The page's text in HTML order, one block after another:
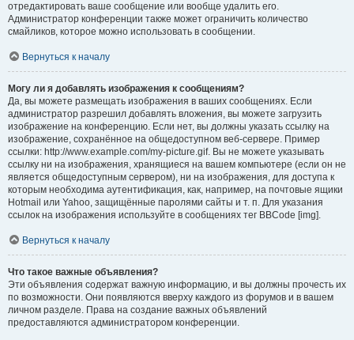
отредактировать ваше сообщение или вообще удалить его.
Администратор конференции также может ограничить количество
смайликов, которое можно использовать в сообщении.
Вернуться к началу
Могу ли я добавлять изображения к сообщениям?
Да, вы можете размещать изображения в ваших сообщениях. Если
администратор разрешил добавлять вложения, вы можете загрузить
изображение на конференцию. Если нет, вы должны указать ссылку на
изображение, сохранённое на общедоступном веб-сервере. Пример
ссылки: http://www.example.com/my-picture.gif. Вы не можете указывать
ссылку ни на изображения, хранящиеся на вашем компьютере (если он не
является общедоступным сервером), ни на изображения, для доступа к
которым необходима аутентификация, как, например, на почтовые ящики
Hotmail или Yahoo, защищённые паролями сайты и т. п. Для указания
ссылок на изображения используйте в сообщениях тег BBCode [img].
Вернуться к началу
Что такое важные объявления?
Эти объявления содержат важную информацию, и вы должны прочесть их
по возможности. Они появляются вверху каждого из форумов и в вашем
личном разделе. Права на создание важных объявлений
предоставляются администратором конференции.